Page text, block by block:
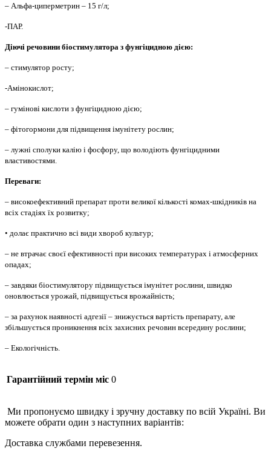
– Альфа-циперметрин – 15 г/л;
-ПАР.
Діючі речовини біостимулятора з фунгіцидною дією:
– стимулятор росту;
-Амінокислот;
– гумінові кислоти з фунгіцидною дією;
– фітогормони для підвищення імунітету рослин;
– лужні сполуки калію і фосфору, що володіють фунгіцидними
властивостями.
Переваги:
– високоефективний препарат проти великої кількості комах-шкідників на
всіх стадіях їх розвитку;
• долає практично всі види хвороб культур;
– не втрачає своєї ефективності при високих температурах і атмосферних
опадах;
– завдяки біостимулятору підвищується імунітет рослини, швидко
оновлюється урожай, підвищується врожайність;
– за рахунок наявності адгезії – знижується вартість препарату, але
збільшується проникнення всіх захисних речовин всередину рослини;
– Екологічність.
Гарантійний термін міс 0
Ми пропонуємо швидку і зручну доставку по всій Україні. Ви
можете обрати один з наступних варіантів:
Доставка службами перевезення.